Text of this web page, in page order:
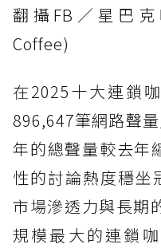
翻攝FB／星巴克
Coffee)
在2025十大連鎖
896,647筆網路聲
年的總聲量較去年
性的討論熱度穩坐
市場滲透力與長期
規模最大的連鎖